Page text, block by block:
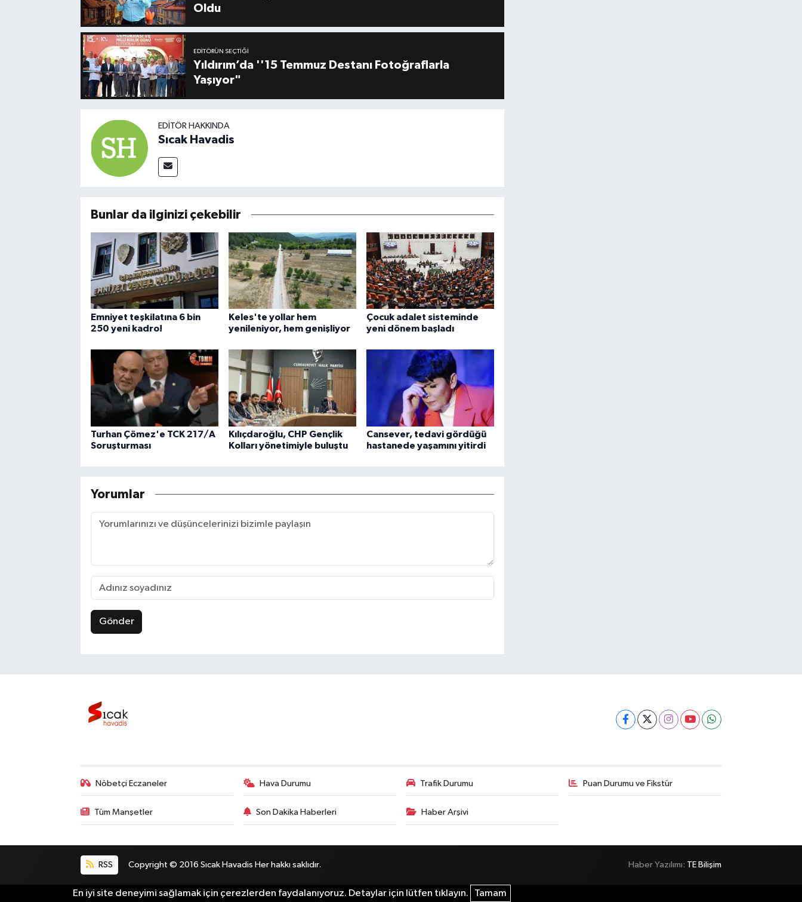
Oldu
EDITÖRÜN SEÇTIĞI
Yıldırım’da ''15 Temmuz Destanı Fotoğraflarla
Yaşıyor"
EDITÖR HAKKINDA
Sıcak Havadis
Bunlar da ilginizi çekebilir
Emniyet teşkilatına 6 bin
250 yeni kadro!
Keles'te yollar hem
yenileniyor, hem genişliyor
Çocuk adalet sisteminde
yeni dönem başladı
Turhan Çömez'e TCK 217/A
Soruşturması
Kılıçdaroğlu, CHP Gençlik
Kolları yönetimiyle buluştu
Cansever, tedavi gördüğü
hastanede yaşamını yitirdi
Yorumlar
Gönder
Nöbetçi Eczaneler Hava Durumu Trafik Durumu Puan Durumu ve Fikstür
Tüm Manşetler Son Dakika Haberleri Haber Arşivi
RSS Copyright © 2016 Sıcak Havadis Her hakkı saklıdır. Haber Yazılımı: TE Bilişim
En iyi site deneyimi sağlamak için çerezlerden faydalanıyoruz. Detaylar için lütfen tıklayın. Tamam